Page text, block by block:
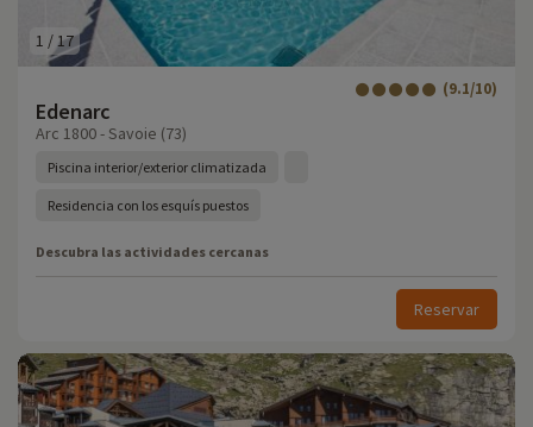
1 /17
Edenarc
(9.1/10)
Arc 1800 - Savoie (73)
Piscina interior/exterior climatizada
Residencia con los esquís puestos
Descubra las actividades cercanas
Reservar